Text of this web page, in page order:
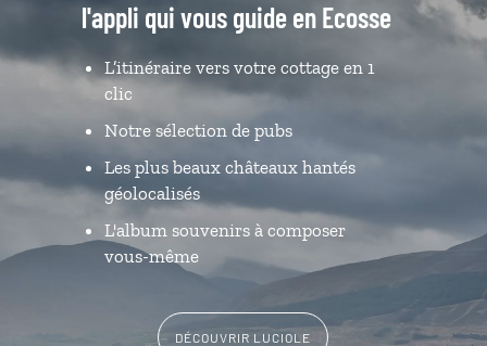
l'appli qui vous guide en Ecosse
L’itinéraire vers votre cottage en 1
clic
Notre sélection de pubs
Les plus beaux châteaux hantés
géolocalisés
L'album souvenirs à composer
vous-même
DÉCOUVRIR LUCIOLE